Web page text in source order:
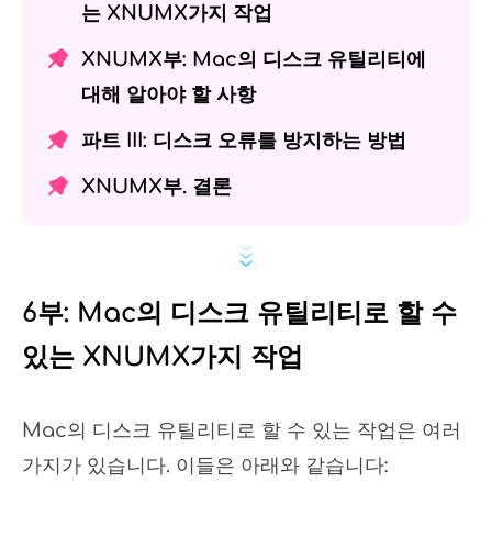
는 XNUMX가지 작업
XNUMX부: Mac의 디스크 유틸리티에
대해 알아야 할 사항
파트 III: 디스크 오류를 방지하는 방법
XNUMX부. 결론
6부: Mac의 디스크 유틸리티로 할 수
있는 XNUMX가지 작업
Mac의 디스크 유틸리티로 할 수 있는 작업은 여러
가지가 있습니다. 이들은 아래와 같습니다: